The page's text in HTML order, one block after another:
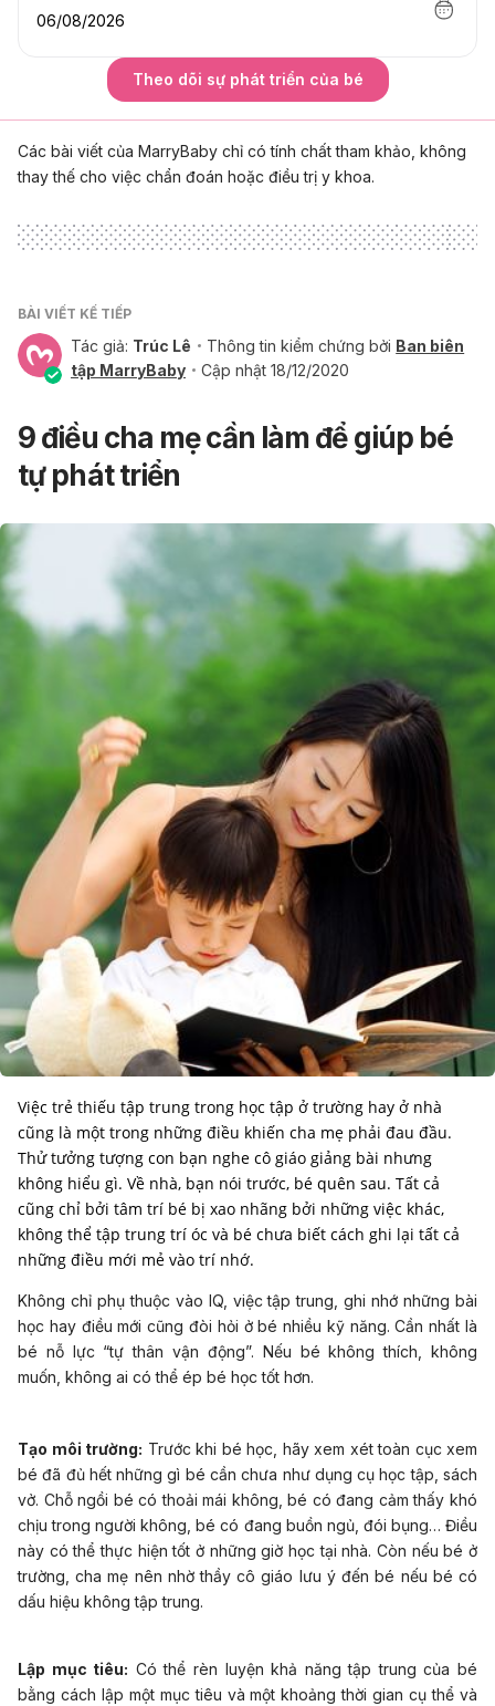
06/08/2026
Theo dõi sự phát triển của bé
Các bài viết của MarryBaby chỉ có tính chất tham khảo, không
thay thế cho việc chẩn đoán hoặc điều trị y khoa.
BÀI VIẾT KẾ TIẾP
Tác giả: Trúc Lê Thông tin kiểm chứng bởi Ban biên
tập MarryBaby
Cập nhật 18/12/2020
9 điều cha mẹ cần làm để giúp bé
tự phát triển
Việc trẻ thiếu tập trung trong học tập ở trường hay ở nhà
cũng là một trong những điều khiến cha mẹ phải đau đầu.
Thử tưởng tượng con bạn nghe cô giáo giảng bài nhưng
không hiểu gì. Về nhà, bạn nói trước, bé quên sau. Tất cả
cũng chỉ bởi tâm trí bé bị xao nhãng bởi những việc khác,
không thể tập trung trí óc và bé chưa biết cách ghi lại tất cả
những điều mới mẻ vào trí nhớ.
Không chỉ phụ thuộc vào IQ, việc tập trung, ghi nhớ những bài
học hay điều mới cũng đòi hỏi ở bé nhiều kỹ năng. Cần nhất là
bé nỗ lực “tự thân vận động”. Nếu bé không thích, không
muốn, không ai có thể ép bé học tốt hơn.
Tạo môi trường: Trước khi bé học, hãy xem xét toàn cục xem
bé đã đủ hết những gì bé cần chưa như dụng cụ học tập, sách
vở. Chỗ ngồi bé có thoải mái không, bé có đang cảm thấy khó
chịu trong người không, bé có đang buồn ngủ, đói bụng… Điều
này có thể thực hiện tốt ở những giờ học tại nhà. Còn nếu bé ở
trường, cha mẹ nên nhờ thầy cô giáo lưu ý đến bé nếu bé có
dấu hiệu không tập trung.
Lập mục tiêu: Có thể rèn luyện khả năng tập trung của bé
bằng cách lập một mục tiêu và một khoảng thời gian cụ thể và